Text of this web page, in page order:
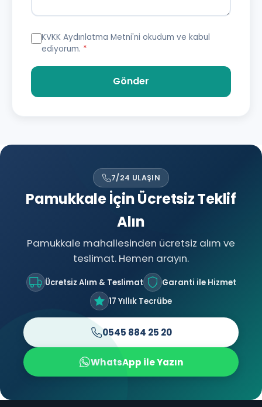
KVKK Aydınlatma Metni'ni okudum ve kabul
ediyorum. *
Gönder
7/24 ULAŞIN
Pamukkale İçin Ücretsiz Teklif
Alın
Pamukkale mahallesinden ücretsiz alım ve
teslimat. Hemen arayın.
Ücretsiz Alım & Teslimat
Garanti ile Hizmet
17 Yıllık Tecrübe
0545 884 25 20
WhatsApp ile Yazın